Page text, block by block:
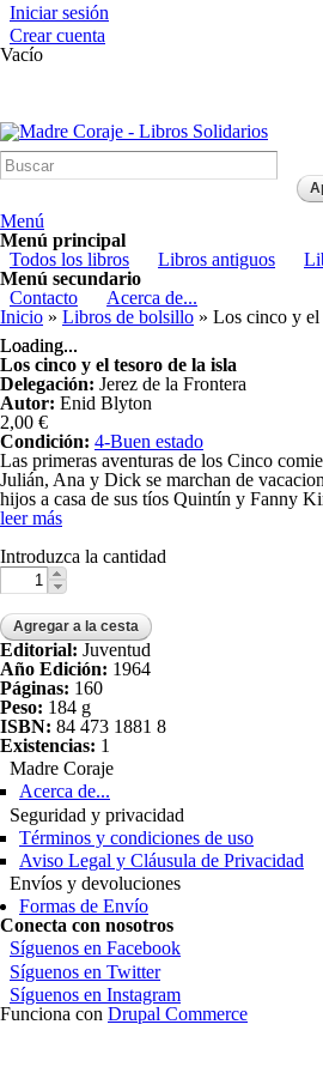
Iniciar sesión
Crear cuenta
Vacío
Madre Coraje - Libros Solidarios
Menú
Menú principal
Todos los libros
Libros antiguos
Menú secundario
Contacto
Acerca de...
Usted está aquí
Inicio » Libros de bolsillo » Los cinco y el
Loading...
Loading...
Los cinco y el tesoro de la isla
Delegación: Jerez de la Frontera
Autor: Enid Blyton
2,00 €
Condición: 4-Buen estado
Las primeras aventuras de los Cinco
Julián, Ana y Dick se marchan de
hijos a casa de sus tíos Quintín y Fanny
leer más
Introduzca la cantidad
Editorial: Juventud
Año Edición: 1964
Páginas: 160
Peso: 184 g
ISBN: 84 473 1881 8
Existencias: 1
Madre Coraje
Acerca de...
Seguridad y privacidad
Términos y condiciones de uso
Aviso Legal y Cláusula de Privacidad
Envíos y devoluciones
Formas de Envío
Conecta con nosotros
Síguenos en Facebook
Síguenos en Twitter
Síguenos en Instagram
Funciona con Drupal Commerce